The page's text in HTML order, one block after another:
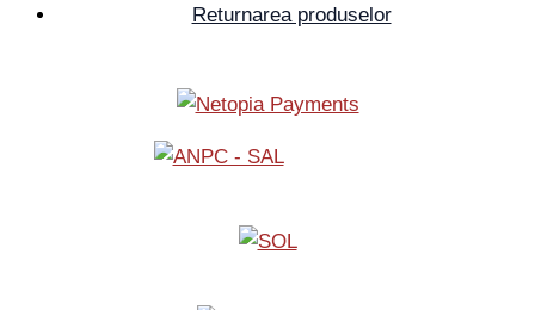
Returnarea produselor